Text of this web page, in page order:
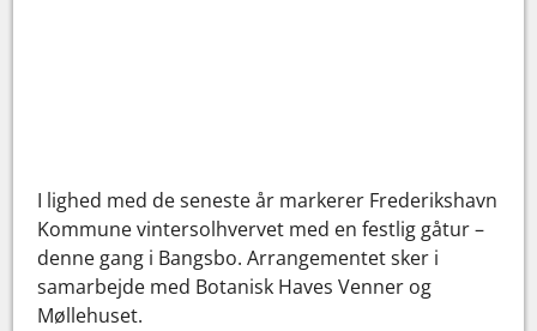
I lighed med de seneste år markerer Frederikshavn
Kommune vintersolhvervet med en festlig gåtur –
denne gang i Bangsbo. Arrangementet sker i
samarbejde med Botanisk Haves Venner og
Møllehuset.